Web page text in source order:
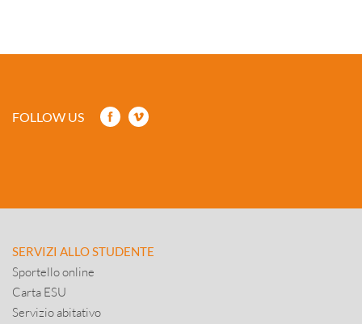
FOLLOW US
SERVIZI ALLO STUDENTE
Sportello online
Carta ESU
Servizio abitativo